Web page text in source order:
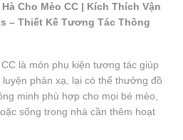
Cho Mèo CC | Kích Thích Vận
– Thiết Kế Tương Tác Thông
là món phụ kiện tương tác giúp
phản xạ, lại có thể thưởng đồ
minh phù hợp cho mọi bé mèo,
sống trong nhà cần thêm hoạt